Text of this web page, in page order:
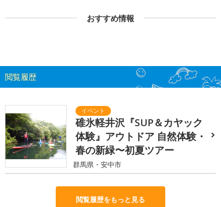
おすすめ情報
閲覧履歴
碓氷軽井沢『SUP＆カヤック
体験』アウトドア 自然体験・
春の新緑〜初夏ツアー
群馬県・安中市
閲覧履歴をもっと見る